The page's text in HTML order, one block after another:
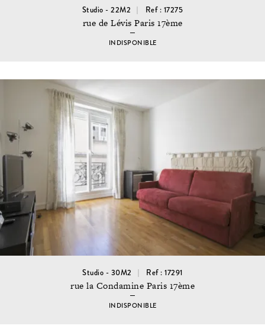
Studio - 22M2 Ref : 17275
rue de Lévis Paris 17ème
INDISPONIBLE
Studio - 30M2 Ref : 17291
rue la Condamine Paris 17ème
INDISPONIBLE